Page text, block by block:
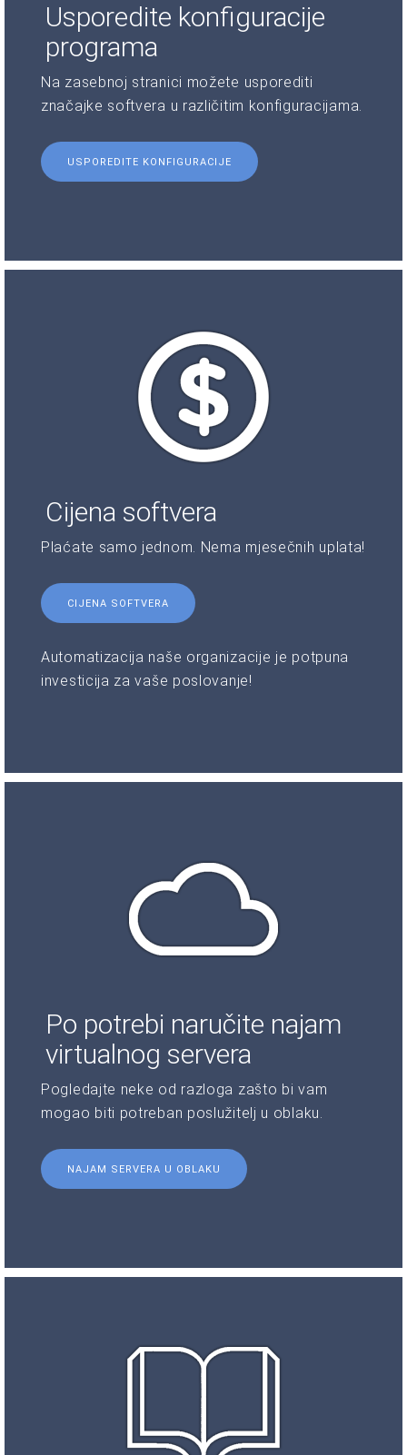
Usporedite konfiguracije
programa
Na zasebnoj stranici možete usporediti
značajke softvera u različitim konfiguracijama.
USPOREDITE KONFIGURACIJE
Cijena softvera
Plaćate samo jednom. Nema mjesečnih uplata!
CIJENA SOFTVERA
Automatizacija naše organizacije je potpuna
investicija za vaše poslovanje!
Po potrebi naručite najam
virtualnog servera
Pogledajte neke od razloga zašto bi vam
mogao biti potreban poslužitelj u oblaku.
NAJAM SERVERA U OBLAKU